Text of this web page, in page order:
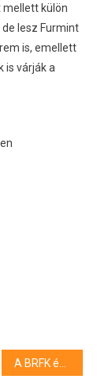
mellett külön
lesz Furmint
is, emellett
is várják a